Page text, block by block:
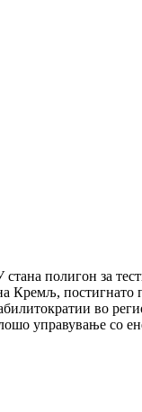
полигон за
Кремљ, постигнато
во
управување со